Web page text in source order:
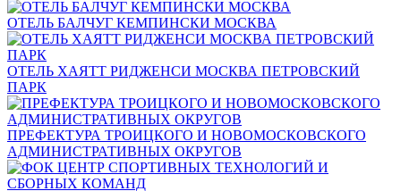
ОТЕЛЬ БАЛЧУГ КЕМПИНСКИ МОСКВА
ОТЕЛЬ ХАЯТТ РИДЖЕНСИ МОСКВА ПЕТРОВСКИЙ
ПАРК
ПРЕФЕКТУРА ТРОИЦКОГО И НОВОМОСКОВСКОГО
АДМИНИСТРАТИВНЫХ ОКРУГОВ